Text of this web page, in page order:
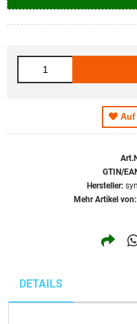
M
Auf
GTIN/
Hersteller:
Mehr Artikel von:
DETAILS